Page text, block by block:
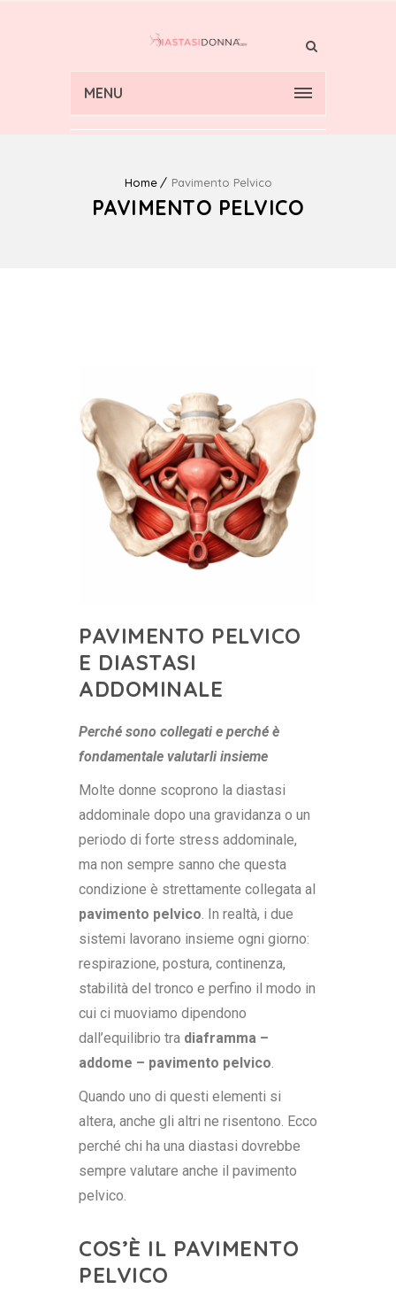
MENU
Home Pavimento Pelvico
PAVIMENTO PELVICO
PAVIMENTO PELVICO
E DIASTASI
ADDOMINALE
Perché sono collegati e perché è
fondamentale valutarli insieme
Molte donne scoprono la diastasi
addominale dopo una gravidanza o un
periodo di forte stress addominale,
ma non sempre sanno che questa
condizione è strettamente collegata al
pavimento pelvico. In realtà, i due
sistemi lavorano insieme ogni giorno:
respirazione, postura, continenza,
stabilità del tronco e perfino il modo in
cui ci muoviamo dipendono
dall’equilibrio tra diaframma –
addome – pavimento pelvico.
Quando uno di questi elementi si
altera, anche gli altri ne risentono. Ecco
perché chi ha una diastasi dovrebbe
sempre valutare anche il pavimento
pelvico.
COS’È IL PAVIMENTO
PELVICO